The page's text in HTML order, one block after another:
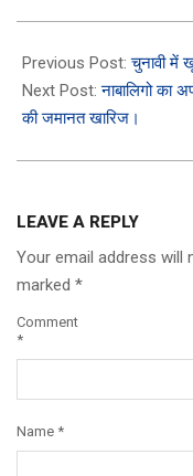
12-
14
Previous Post:चुनावी में
Next Post:नाबालिगो का
की जमानत खारिज।
LEAVE A REPLY
Your email address will
marked *
Comment
*
Name *